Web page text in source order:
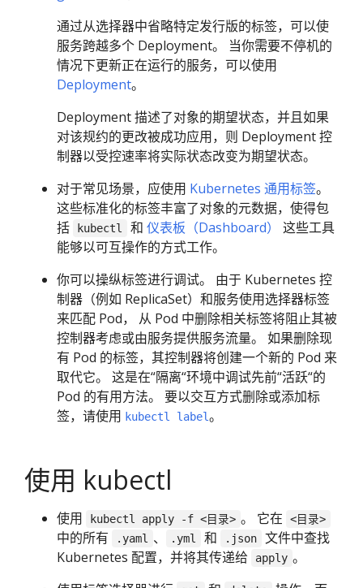
通过从选择器中省略特定发行版的标签，可以使
服务跨越多个 Deployment。 当你需要不停机的
情况下更新正在运行的服务，可以使用
Deployment。
Deployment 描述了对象的期望状态，并且如果
对该规约的更改被成功应用，则 Deployment 控
制器以受控速率将实际状态改变为期望状态。
对于常见场景，应使用 Kubernetes 通用标签。
这些标准化的标签丰富了对象的元数据，使得包
括
kubectl 和 仪表板（Dashboard）
这些工具
能够以可互操作的方式工作。
你可以操纵标签进行调试。 由于 Kubernetes 控
制器（例如 ReplicaSet）和服务使用选择器标签
来匹配 Pod， 从 Pod 中删除相关标签将阻止其被
控制器考虑或由服务提供服务流量。 如果删除现
有 Pod 的标签，其控制器将创建一个新的 Pod 来
取代它。 这是在“隔离“环境中调试先前“活跃“的
Pod 的有用方法。 要以交互方式删除或添加标
签，请使用 kubectl label。
使用 kubectl
使用 kubectl apply -f <目录> 。 它在 <目录>
中的所有 .yaml 、 .yml 和 .json
文件中查找
Kubernetes 配置，并将其传递给
apply 。